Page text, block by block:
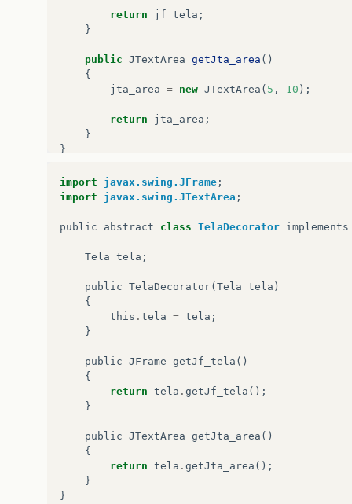
return jf_tela ;
}
public JTextArea getJta_area ()
{
jta_area = new JTextArea ( 5 , 10 );
return jta_area ;
}
}
import javax.swing.JFrame ;
import
javax.swing.JTextArea ;
public abstract class TelaDecorator implements
Tela tela ;
public TelaDecorator( Tela tela )
{
this . tela = tela ;
}
public JFrame getJf_tela ()
{
return tela . getJf_tela ();
}
public JTextArea getJta_area ()
{
return tela . getJta_area ();
}
}